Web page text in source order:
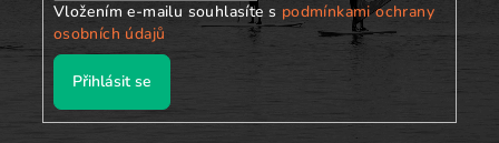
Vložením e-mailu souhlasíte s podmínkami ochrany
osobních údajů
Přihlásit se